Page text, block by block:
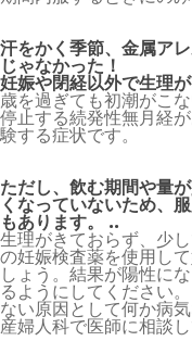
汗をかく季節、金属ア
じゃなかった！
妊娠や閉経以外で生理
歳を過ぎても初潮がこ
停止する続発性無月経
験する症状です。
ただし、飲む期間や量
くなっていないため、
もあります。 ..
生理がきておらず、少
の妊娠検査薬を使用し
しょう。結果が陽性に
るようにしてください
ない原因として何か病
産婦人科で医師に相談し